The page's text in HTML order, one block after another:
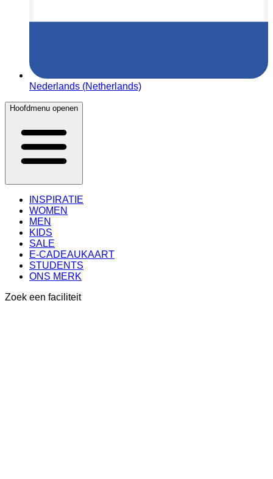
Nederlands (Netherlands)
Hoofdmenu openen
INSPIRATIE
WOMEN
MEN
KIDS
SALE
E-CADEAUKAART
STUDENTS
ONS MERK
Zoek een faciliteit